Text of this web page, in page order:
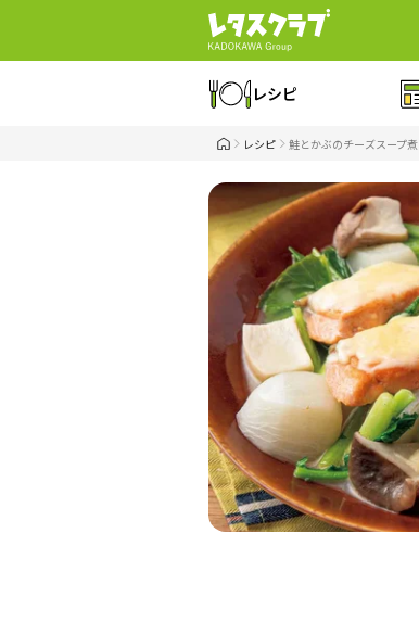
レシピ
レシピ 鮭とかぶのチーズスープ煮